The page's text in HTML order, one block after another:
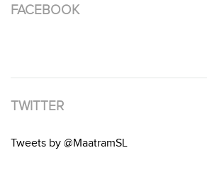
FACEBOOK
TWITTER
Tweets by @MaatramSL